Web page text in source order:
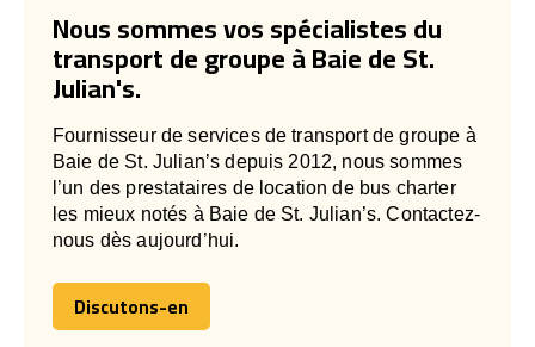
Nous sommes vos spécialistes du
transport de groupe à Baie de St.
Julian's.
Fournisseur de services de transport de groupe à
Baie de St. Julian’s depuis 2012, nous sommes
l’un des prestataires de location de bus charter
les mieux notés à Baie de St. Julian’s. Contactez-
nous dès aujourd’hui.
Discutons-en
Discutons-en